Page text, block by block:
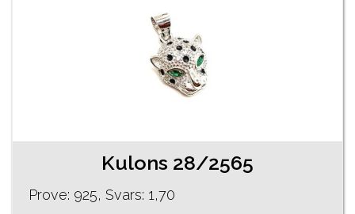
Kulons 28/2565
Prove: 925, Svars: 1,70